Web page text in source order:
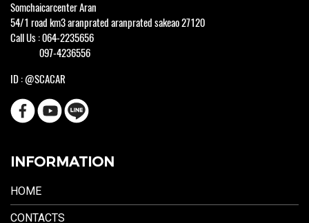
Somchaicarcenter Aran
54/1 road km3 aranprated aranprated sakeao 27120
Call Us : 064-2235656
097-4236556
ID : @SCACAR
INFORMATION
HOME
CONTACTS